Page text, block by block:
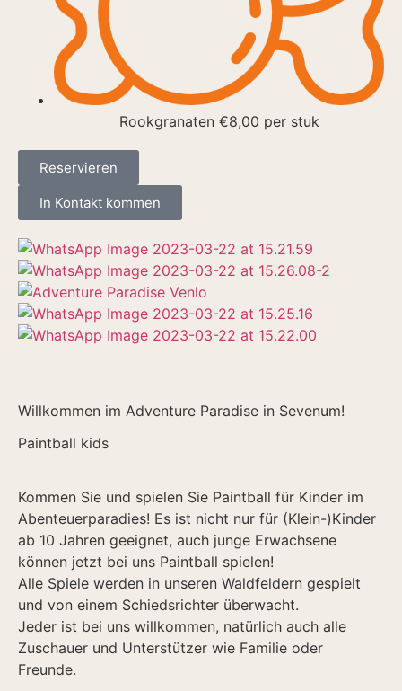
Rookgranaten €8,00 per stuk
Reservieren
In Kontakt kommen
Willkommen im Adventure Paradise in Sevenum!
Paintball kids
Kommen Sie und spielen Sie Paintball für Kinder im
Abenteuerparadies! Es ist nicht nur für (Klein-)Kinder
ab 10 Jahren geeignet, auch junge Erwachsene
können jetzt bei uns Paintball spielen!
Alle Spiele werden in unseren Waldfeldern gespielt
und von einem Schiedsrichter überwacht.
Jeder ist bei uns willkommen, natürlich auch alle
Zuschauer und Unterstützer wie Familie oder
Freunde.